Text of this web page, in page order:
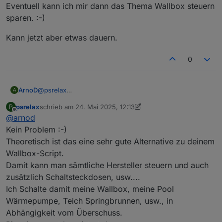
Eventuell kann ich mir dann das Thema Wallbox steuern
sparen. :-)
Kann jetzt aber etwas dauern.
0
A ArnoD@psrelax
Das Thema EVCC werde ich mir mal anschauen, es liest
Eventuell kann ich mir dann das Thema Wallbox steuern
sparen. :-)
Kann jetzt aber etwas dauern.
P
Offline
psrelaxschrieb am 24. Mai 2025, 12:13
zuletzt editiert von psrelax
@arnod
Kein Problem :-)
Theoretisch ist das eine sehr gute Alternative zu deinem
Wallbox-Script.
Damit kann man sämtliche Hersteller steuern und auch
zusätzlich Schaltsteckdosen, usw....
Ich Schalte damit meine Wallbox, meine Pool
Wärmepumpe, Teich Springbrunnen, usw., in
Abhängigkeit vom Überschuss.